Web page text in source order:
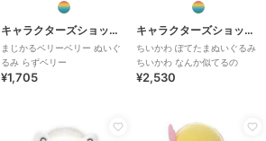
キャラクターズショップ ラフラフ
まじかるベリーベリー ぬいぐ
るみ らずベリー
¥1,705
キャラクターズショップ ラフラフ
ちいかわ ぽてたまぬいぐるみ
ちいかわ なんか似てるの
¥2,530